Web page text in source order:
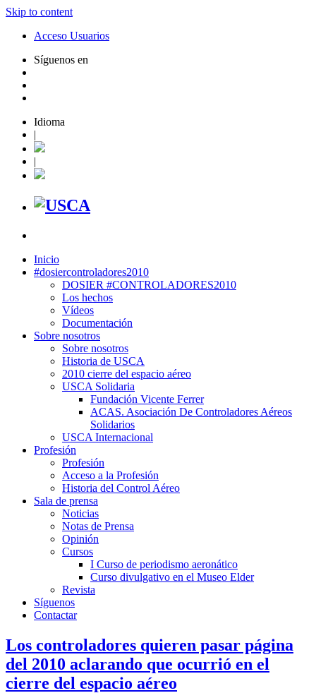
Skip to content
Acceso Usuarios
Síguenos en
Idioma
|
|
Inicio
#dosiercontroladores2010
DOSIER #CONTROLADORES2010
Los hechos
Vídeos
Documentación
Sobre nosotros
Sobre nosotros
Historia de USCA
2010 cierre del espacio aéreo
USCA Solidaria
Fundación Vicente Ferrer
ACAS. Asociación De Controladores Aéreos
Solidarios
USCA Internacional
Profesión
Profesión
Acceso a la Profesión
Historia del Control Aéreo
Sala de prensa
Noticias
Notas de Prensa
Opinión
Cursos
I Curso de periodismo aeronático
Curso divulgativo en el Museo Elder
Revista
Síguenos
Contactar
Los controladores quieren pasar página
del 2010 aclarando que ocurrió en el
cierre del espacio aéreo